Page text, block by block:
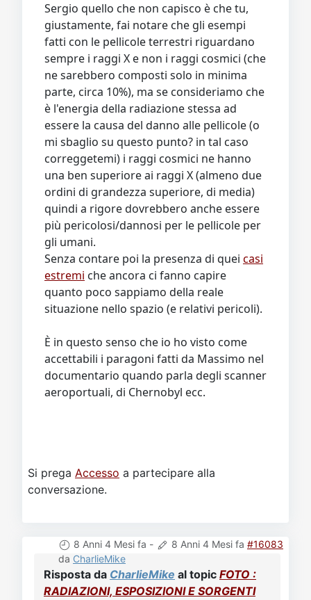
Sergio quello che non capisco è che tu,
giustamente, fai notare che gli esempi
fatti con le pellicole terrestri riguardano
sempre i raggi X e non i raggi cosmici (che
ne sarebbero composti solo in minima
parte, circa 10%), ma se consideriamo che
è l'energia della radiazione stessa ad
essere la causa del danno alle pellicole (o
mi sbaglio su questo punto? in tal caso
correggetemi) i raggi cosmici ne hanno
una ben superiore ai raggi X (almeno due
ordini di grandezza superiore, di media)
quindi a rigore dovrebbero anche essere
più pericolosi/dannosi per le pellicole per
gli umani.
Senza contare poi la presenza di quei casi
estremi che ancora ci fanno capire
quanto poco sappiamo della reale
situazione nello spazio (e relativi pericoli).
È in questo senso che io ho visto come
accettabili i paragoni fatti da Massimo nel
documentario quando parla degli scanner
aeroportuali, di Chernobyl ecc.
Si prega Accesso a partecipare alla
conversazione.
8 Anni 4 Mesi fa - 8 Anni 4 Mesi fa #16083
da CharlieMike
Risposta da CharlieMike al topic FOTO :
RADIAZIONI, ESPOSIZIONI E SORGENTI